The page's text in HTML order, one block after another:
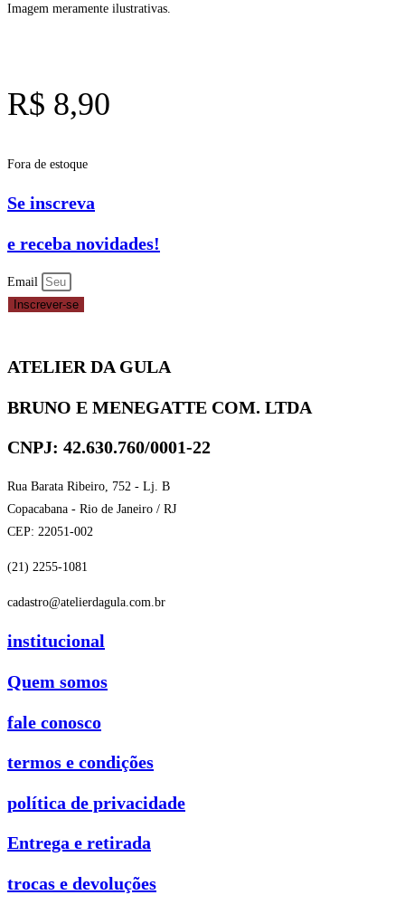
Imagem meramente ilustrativas.
R$ 8,90
Fora de estoque
Se inscreva
e receba novidades!
Email
Inscrever-se
ATELIER DA GULA
BRUNO E MENEGATTE COM. LTDA
CNPJ: 42.630.760/0001-22
Rua Barata Ribeiro, 752 - Lj. B
Copacabana - Rio de Janeiro / RJ
CEP: 22051-002
(21) 2255-1081
cadastro@atelierdagula.com.br
institucional
Quem somos
fale conosco
termos e condições
política de privacidade
Entrega e retirada
trocas e devoluções